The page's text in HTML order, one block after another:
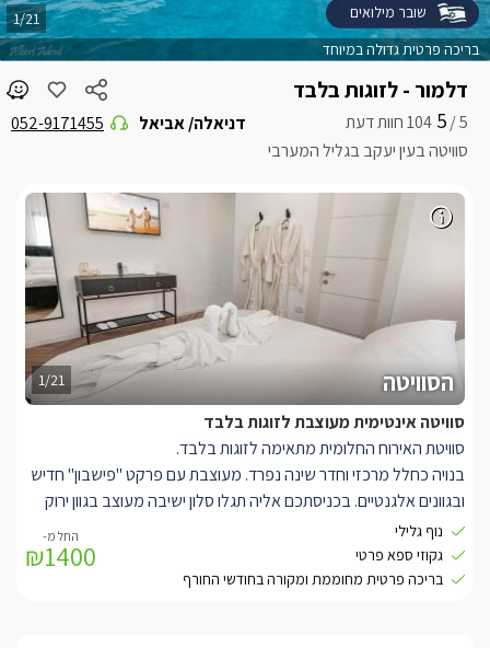
דלמור - לזוגות בלבד
5 /
5
סוויטה בעין יעקב בגליל המערבי
דניאלה/ אביאל 052-9171455
בריכה פרטית גדולה במיוחד
1/21 שובר מילואים
1/21 הסוויטה
סוויטה אינטימית מעוצבת לזוגות בלבד
סוויטת האירוח החלומית מתאימה לזוגות בלבד.
בנויה כחלל מרכזי וחדר שינה נפרד. מעוצבת עם פרקט "פישבון" חדיש
ובגוונים אלגנטיים. בכניסתכם אליה תגלו סלון ישיבה מעוצב בגוון ירוק
עמוק, עם הדום תואם מבד קטיפה איכותי כאשר למול הספה ניצב
שולחן קפה שחור מעוצבת וטלוויזיה חדישה וחכמה, מחוברת לכבלי
YES ואינטרנט אלחוטי.
נוף גלילי
גקוזי ספא פרטי
בריכה פרטית מחוממת ומקורה בחודשי החורף
₪1400